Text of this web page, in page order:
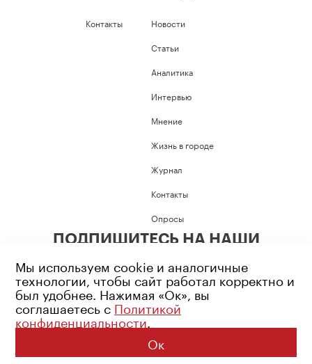
Контакты
Новости
Статьи
Аналитика
Интервью
Мнение
Жизнь в городе
Журнал
Контакты
Опросы
ПОДПИШИТЕСЬ НА НАШИ
Возрастное ограничение: 16+
Политика конфиденциальности
© 2026 Все права защищены
Мы используем cookie и аналогичные
технологии, чтобы сайт работал корректно и
был удобнее. Нажимая «Ок», вы
соглашаетесь с Политикой
конфиденциальности.
Ок